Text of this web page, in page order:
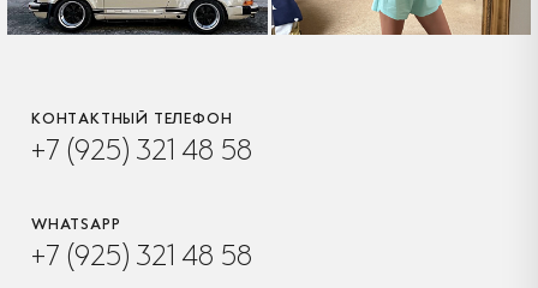
КОНТАКТНЫЙ ТЕЛЕФОН
+7 (925) 321 48 58
WHATSAPP
+7 (925) 321 48 58